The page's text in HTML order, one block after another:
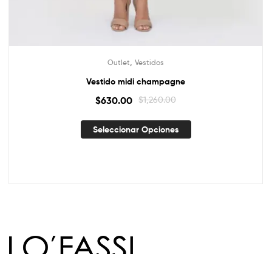
Outlet Vestidos
Vestido midi champagne
$1,260.00
$630.00
Seleccionar Opciones